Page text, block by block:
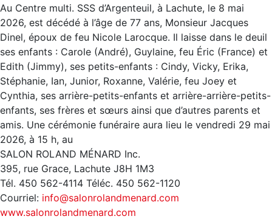
Au Centre multi. SSS d’Argenteuil, à Lachute, le 8 mai
2026, est décédé à l’âge de 77 ans, Monsieur Jacques
Dinel, époux de feu Nicole Larocque. Il laisse dans le deuil
ses enfants : Carole (André), Guylaine, feu Éric (France) et
Edith (Jimmy), ses petits-enfants : Cindy, Vicky, Erika,
Stéphanie, Ian, Junior, Roxanne, Valérie, feu Joey et
Cynthia, ses arrière-petits-enfants et arrière-arrière-petits-
enfants, ses frères et sœurs ainsi que d’autres parents et
amis. Une cérémonie funéraire aura lieu le vendredi 29 mai
2026, à 15 h, au
SALON ROLAND MÉNARD Inc.
395, rue Grace, Lachute J8H 1M3
Tél. 450 562-4114 Téléc. 450 562-1120
Courriel: info@salonrolandmenard.com
www.salonrolandmenard.com